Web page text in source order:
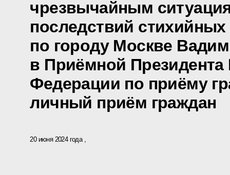
чрезвычайным
последствий
по городу Москве
в Приёмной Президента
Федерации по приёму
личный приём граждан
20 июня 2024 года